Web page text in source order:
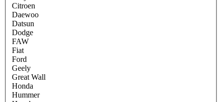
Citroen
Daewoo
Datsun
Dodge
FAW
Fiat
Ford
Geely
Great Wall
Honda
Hummer